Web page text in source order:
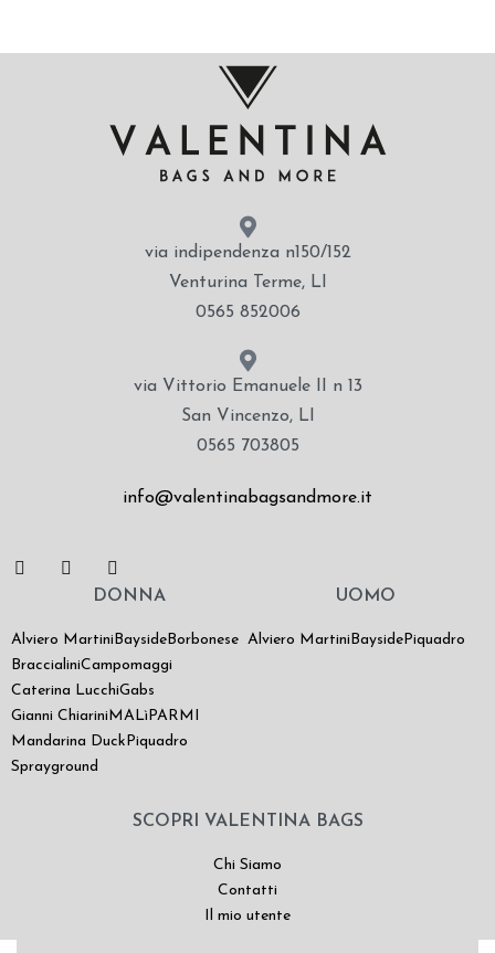
via indipendenza n150/152
Venturina Terme, LI
0565 852006
via Vittorio Emanuele II n 13
San Vincenzo, LI
0565 703805
info@valentinabagsandmore.it
DONNA
Alviero Martini Bayside Borbonese
BraccialiniCampomaggi
Caterina LucchiGabs
Gianni Chiarini MALìPARMI
Mandarina Duck Piquadro
Sprayground
UOMO
Alviero Martini Bayside Piquadro
SCOPRI VALENTINA BAGS
Chi Siamo
Contatti
Il mio utente